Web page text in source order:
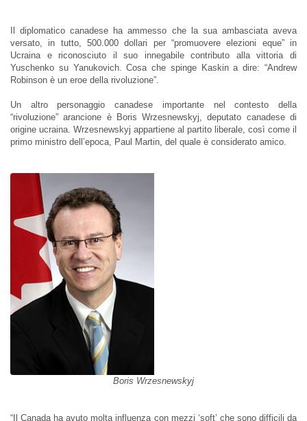
Il diplomatico canadese ha ammesso che la sua ambasciata aveva
versato, in tutto, 500.000 dollari per “promuovere elezioni eque” in
Ucraina e riconosciuto il suo innegabile contributo alla vittoria di
Yuschenko su Yanukovich. Cosa che spinge Kaskin a dire: “Andrew
Robinson è un eroe della rivoluzione”.
Un altro personaggio canadese importante nel contesto della
“rivoluzione” arancione è Boris Wrzesnewskyj, deputato canadese di
origine ucraina. Wrzesnewskyj appartiene al partito liberale, così come il
primo ministro dell’epoca, Paul Martin, del quale è considerato amico.
Boris Wrzesnewskyj
“Il Canada ha avuto molta influenza con mezzi ‘soft’ che sono difficili da